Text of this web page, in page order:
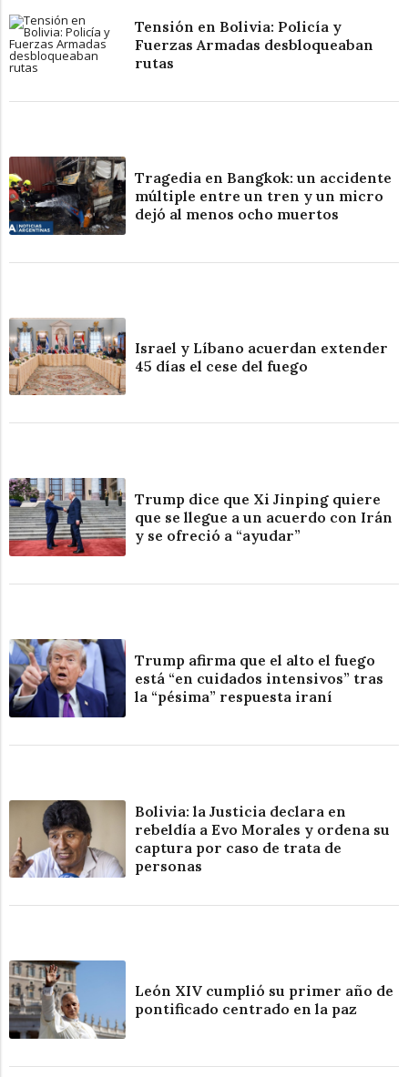
Tensión en Bolivia: Policía y
Fuerzas Armadas desbloqueaban
rutas
Tragedia en Bangkok: un accidente
múltiple entre un tren y un micro
dejó al menos ocho muertos
Israel y Líbano acuerdan extender
45 días el cese del fuego
Trump dice que Xi Jinping quiere
que se llegue a un acuerdo con Irán
y se ofreció a “ayudar”
Trump afirma que el alto el fuego
está “en cuidados intensivos” tras
la “pésima” respuesta iraní
Bolivia: la Justicia declara en
rebeldía a Evo Morales y ordena su
captura por caso de trata de
personas
León XIV cumplió su primer año de
pontificado centrado en la paz